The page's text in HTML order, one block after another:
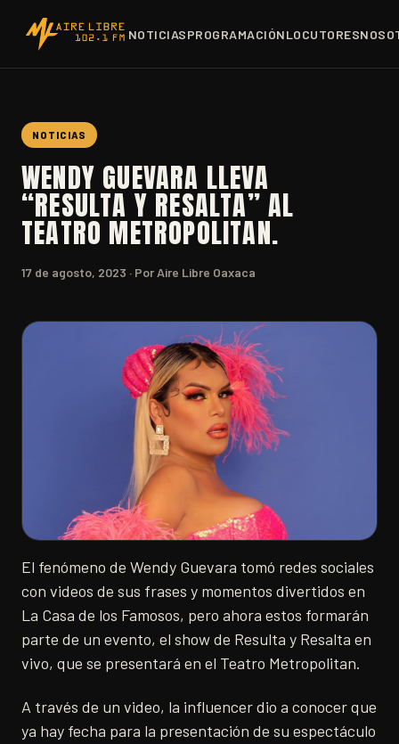
NOTICIASPROGRAMACIÓNLOCUTORES
NOTICIAS
WENDY GUEVARA LLEVA
“RESULTA Y RESALTA” AL
TEATRO METROPOLITAN.
17 de agosto, 2023 · Por Aire Libre Oaxaca
El fenómeno de Wendy Guevara tomó redes sociales
con videos de sus frases y momentos divertidos en
La Casa de los Famosos, pero ahora estos formarán
parte de un evento, el show de Resulta y Resalta en
vivo, que se presentará en el Teatro Metropolitan.
A través de un video, la influencer dio a conocer que
ya hay fecha para la presentación de su espectáculo